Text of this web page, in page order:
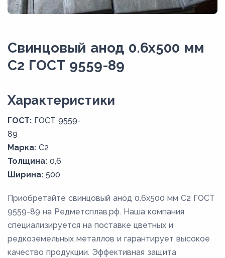
Свинцовый анод 0.6x500 мм
С2 ГОСТ 9559-89
Xарактеристики
ГОСТ: ГОСТ 9559-
89
Марка: С2
Толщина: 0,6
Ширина: 500
Приобретайте свинцовый анод 0.6x500 мм С2 ГОСТ
9559-89 на Редметсплав.рф. Наша компания
специализируется на поставке цветных и
редкоземельных металлов и гарантирует высокое
качество продукции. Эффективная защита